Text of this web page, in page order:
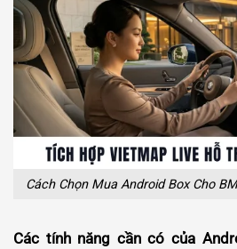
Cách Chọn Mua Android Box Cho
Các tính năng cần có của